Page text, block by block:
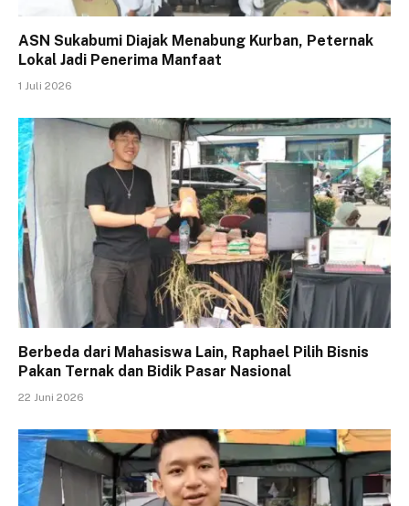
ASN Sukabumi Diajak Menabung Kurban, Peternak
Lokal Jadi Penerima Manfaat
1 Juli 2026
Berbeda dari Mahasiswa Lain, Raphael Pilih Bisnis
Pakan Ternak dan Bidik Pasar Nasional
22 Juni 2026